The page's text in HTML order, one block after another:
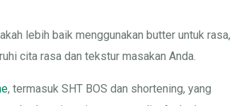
lebih baik menggunakan butter untuk rasa,
cita rasa dan tekstur masakan Anda.
, termasuk SHT BOS dan shortening, yang